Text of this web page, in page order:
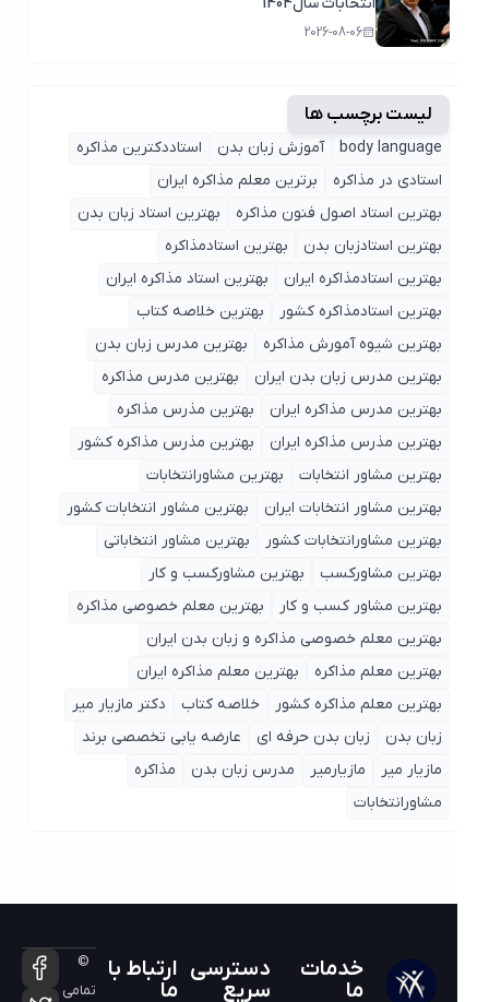
2026-08-06
لیست برچسب ها
body language آموزش زبان بدن
استاددکترین مذاکره
استادی در مذاکره
برترین معلم مذاکره ایران
بهترین استاد اصول ‌فنون مذاکره
بهترین استاد زبان بدن
بهترین استادزبان بدن
بهترین استادمذاکره
بهترین استادمذاکره ایران
بهترین استاد مذاکره ایران
بهترین استادمذاکره کشور
بهترین خلاصه کتاب
بهترین شیوه آمورش مذاکره
بهترین مدرس زبان بدن
بهترین مدرس زبان بدن ایران
بهترین مدرس مذاکره
بهترین مدرس مذاکره ایران
بهترین مذرس مذاکره
بهترین مذرس مذاکره ایران
بهترین مذرس مذاکره کشور
بهترین مشاور انتخابات
بهترین مشاورانتخابات
بهترین مشاور انتخابات ایران
بهترین مشاور انتخابات کشور
بهترین مشاورانتخابات کشور
بهترین مشاور انتخاباتی
بهترین مشاورکسب
بهترین مشاورکسب و کار
بهترین مشاور کسب و کار
بهترین معلم خصوصی مذاکره
بهترین معلم خصوصی مذاکره و زبان بدن ایران
بهترین معلم مذاکره
بهترین معلم مذاکره ایران
بهترین معلم مذاکره کشور
خلاصه کتاب
دکتر مازیار میر
زبان بدن
زبان بدن حرفه ای
عارضه یابی تخصصی برند
مازیار میر
مازیارمیر مدرس زبان بدن
مذاکره
مشاورانتخابات
خدمات دسترسی
سریع
ارتباط با
©
تمامی